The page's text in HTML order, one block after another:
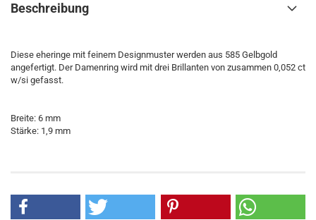
Beschreibung
Diese eheringe mit feinem Designmuster werden aus 585 Gelbgold
angefertigt. Der Damenring wird mit drei Brillanten von zusammen 0,052 ct
w/si gefasst.
Breite: 6 mm
Stärke: 1,9 mm